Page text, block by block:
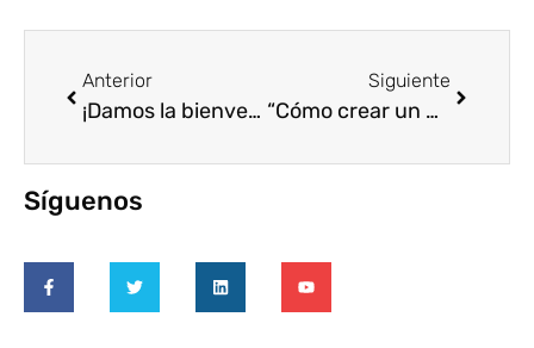
Anterior
¡Damos la bienvenida a la Fundación DomusVi a Voluntare!
Siguiente
“Cómo crear un programa de voluntariado corporativo desde cero”, un libro que recoge todo lo aprendido durante ocho años
Síguenos